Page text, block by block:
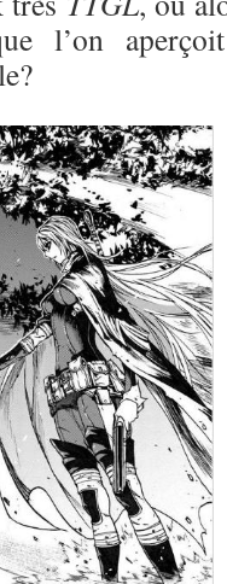
l’on